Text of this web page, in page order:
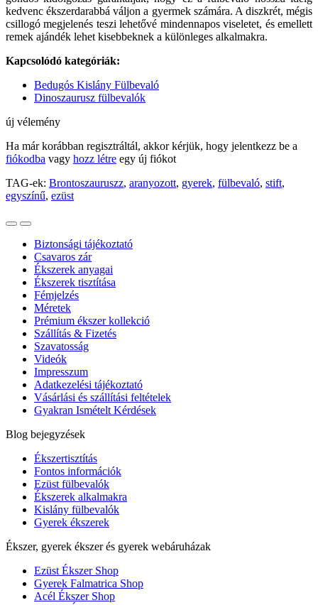
kedvenc ékszerdarabbá váljon a gyermek számára. A diszkrét, mégis
csillogó megjelenés teszi lehetővé mindennapos viseletet, és emellett
remek ajándék lehet kisebbeknek a különleges alkalmakra.
Kapcsolódó kategóriák:
Bedugós Kislány Fülbevaló
Dinoszaurusz fülbevalók
új vélemény
Ha már korábban regisztráltál, akkor kérjük, hogy jelentkezz be a
fiókodba vagy hozz létre egy új fiókot
TAG-ek: Brontoszauruszz, aranyozott, gyerek, fülbevaló, stift,
egyszínű, ezüst
Biztonsági tájékoztató
Csavaros zár
Ékszerek anyagai
Ékszerek tisztítása
Fémjelzés
Méretek
Prémium ékszer kollekció
Szállítás & Fizetés
Szavatosság
Videók
Impresszum
Adatkezelési tájékoztató
Vásárlási és szállítási feltételek
Gyakran Ismételt Kérdések
Blog bejegyzések
Ékszertisztítás
Fontos információk
Ezüst fülbevalók
Ékszerek alkalmakra
Kislány fülbevalók
Gyerek ékszerek
Ékszer, gyerek ékszer és gyerek webáruházak
Ezüst Ékszer Shop
Gyerek Falmatrica Shop
Acél Ékszer Shop